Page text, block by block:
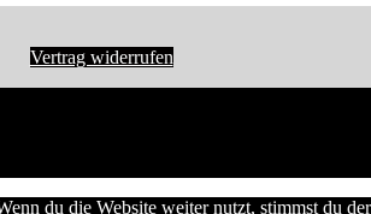
Vertrag widerrufen
du die Website weiter nutzt, stimmst du